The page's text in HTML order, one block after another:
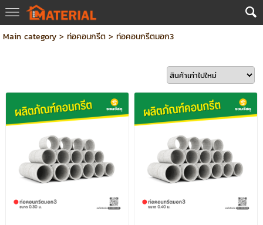
Main category> ท่อคอนกรีต> ท่อคอนกรีตมอก3